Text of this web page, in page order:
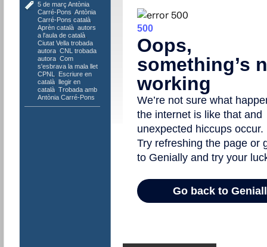
5 de març Antònia
Carré-Pons Antònia
Carré-Pons català,
Aprèn català, autors
a l'aula de català,
Ciutat Vella trobada
autora, CNL trobada
autora, Com
s'esbrava la mala llet
CPNL
Escriure en
català, llegir en
català, Trobada amb
Antònia Carré-Pons